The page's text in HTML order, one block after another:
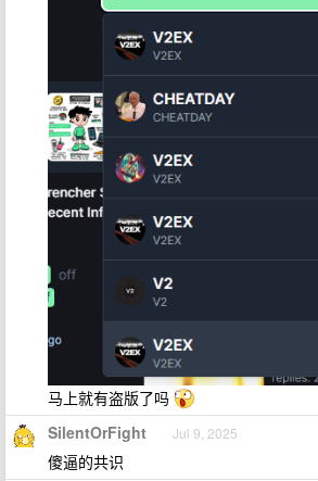
马上就有盗版了吗
SilentOrFight Jul 9, 2025
傻逼的共识